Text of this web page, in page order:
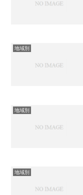
地域別
地域別
地域別